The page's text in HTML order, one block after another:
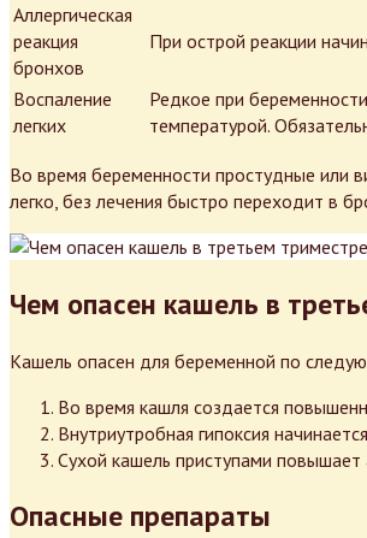
Аллергическая
реакция
бронхов
При острой реакции
Воспаление
легких
Редкое при
температурой.
Во время беременности простудные или
легко, без лечения быстро переходит в
Чем опасен кашель в
Кашель опасен для беременной по
Во время кашля создается
Внутриутробная гипоксия
Сухой кашель приступами
Опасные препараты